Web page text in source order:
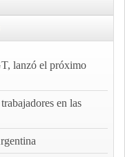
lanzó el próximo
en las